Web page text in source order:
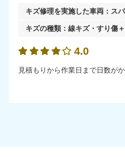
キズ修理を実施した車両： ス
キズの種類： 線キズ・すり傷
4.0
見積もりから作業日まで日数が